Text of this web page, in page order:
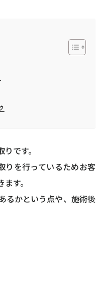
たり温めたりする方も
です。
りを行っているためお客
す。
るかという点や、施術後